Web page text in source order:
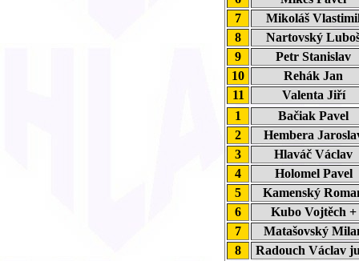
7
Mikoláš
8
Nartovský
9
Petr Stanislav
10
Rehák Jan
11
Valenta Jiří
1
Bačiak Pavel
2
Hembera
3
Hlaváč Václav
4
Holomel Pavel
5
Kamenský
6
Kubo Vojtěch
7
Matašovský
8
Radouch Václav